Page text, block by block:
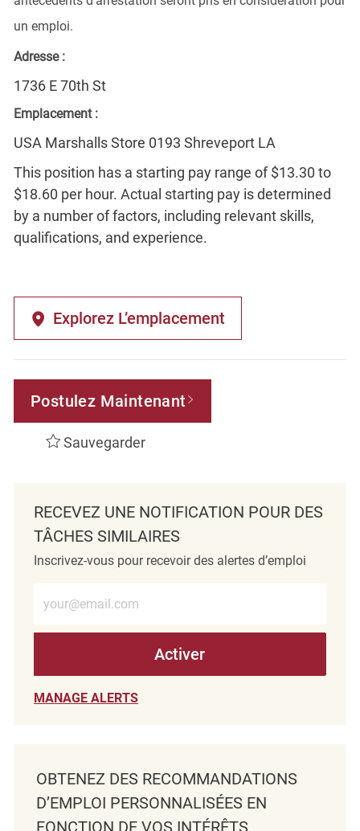
un emploi.
Adresse :
1736 E 70th St
Emplacement :
USA Marshalls Store 0193 Shreveport LA
This position has a starting pay range of $13.30 to
$18.60 per hour. Actual starting pay is determined
by a number of factors, including relevant skills,
qualifications, and experience.
Explorez L’emplacement
Postulez Maintenant
Sauvegarder
RECEVEZ UNE NOTIFICATION POUR DES
TÂCHES SIMILAIRES
Inscrivez-vous pour recevoir des alertes d’emploi
Activer
MANAGE ALERTS
OBTENEZ DES RECOMMANDATIONS
D’EMPLOI PERSONNALISÉES EN
FONCTION DE VOS INTÉRÊTS.